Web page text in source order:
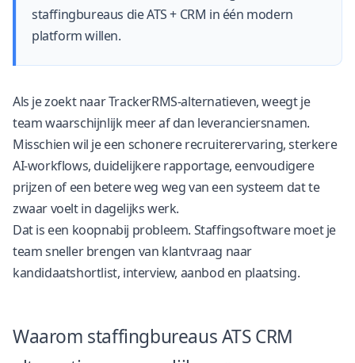
staffingbureaus die ATS + CRM in één modern
platform willen.
Als je zoekt naar TrackerRMS-alternatieven, weegt je
team waarschijnlijk meer af dan leveranciersnamen.
Misschien wil je een schonere recruiterervaring, sterkere
AI-workflows, duidelijkere rapportage, eenvoudigere
prijzen of een betere weg weg van een systeem dat te
zwaar voelt in dagelijks werk.
Dat is een koopnabij probleem. Staffingsoftware moet je
team sneller brengen van klantvraag naar
kandidaatshortlist, interview, aanbod en plaatsing.
Waarom staffingbureaus ATS CRM